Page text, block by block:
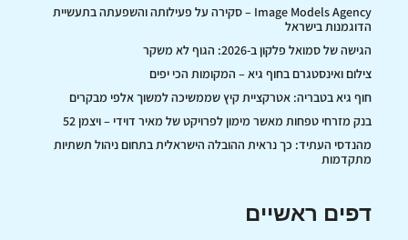
Image Models Agency – סקירה על פעילותה והשפעתה בתעשיית
הדוגמנות בישראל
הגישה של סמואל פלקון ב-2026: הגוף לא משקר
צילום ואינסטגרם בחוף גיא – המקומות הכי יפים
חוף גיא בטבריה: אטרקציית קיץ שממשיכה למשוך אלפי מבקרים
בנק מזרחי טפחות מאשר מימון לפרויקט של מאיר דוידי – ויצמן 52
מהנדסי העתיד: כך נראית ההובלה הישראלית בתחום ניהול תשתיות
מתקדמות
דפים ראשיים